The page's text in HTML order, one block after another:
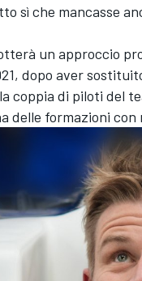
sì che mancasse
un approccio
dopo aver
coppia di piloti del
delle formazioni